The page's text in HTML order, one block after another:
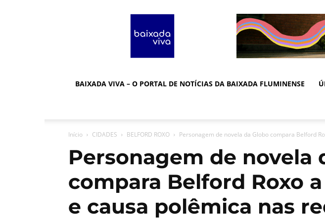
Viva
BAIXADA VIVA – O PORTAL DE NOTÍCIAS DA BAIXADA FLUMINENSE
Início CIDADES BELFORD ROXO Personagem de novela da Globo compara Belford
Personagem de novela
compara Belford Roxo
e causa polêmica nas